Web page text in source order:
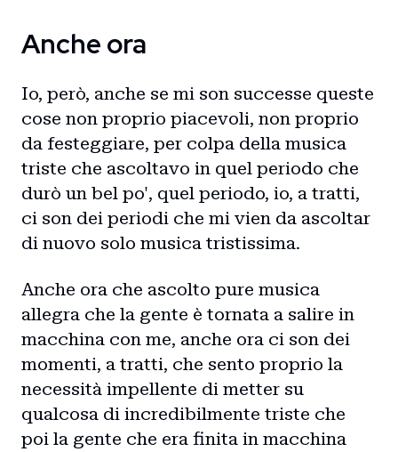
Anche ora
Io, però, anche se mi son successe queste
cose non proprio piacevoli, non proprio
da festeggiare, per colpa della musica
triste che ascoltavo in quel periodo che
durò un bel po', quel periodo, io, a tratti,
ci son dei periodi che mi vien da ascoltar
di nuovo solo musica tristissima.
Anche ora che ascolto pure musica
allegra che la gente è tornata a salire in
macchina con me, anche ora ci son dei
momenti, a tratti, che sento proprio la
necessità impellente di metter su
qualcosa di incredibilmente triste che
poi la gente che era finita in macchina